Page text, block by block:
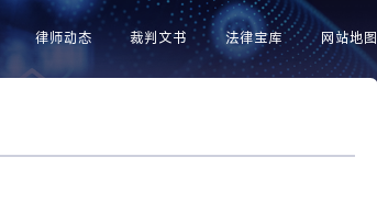
律师动态 裁判文书 法律宝库 网站地图